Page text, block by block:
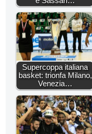
Supercoppa italiana
basket: trionfa Milano,
Venezia…